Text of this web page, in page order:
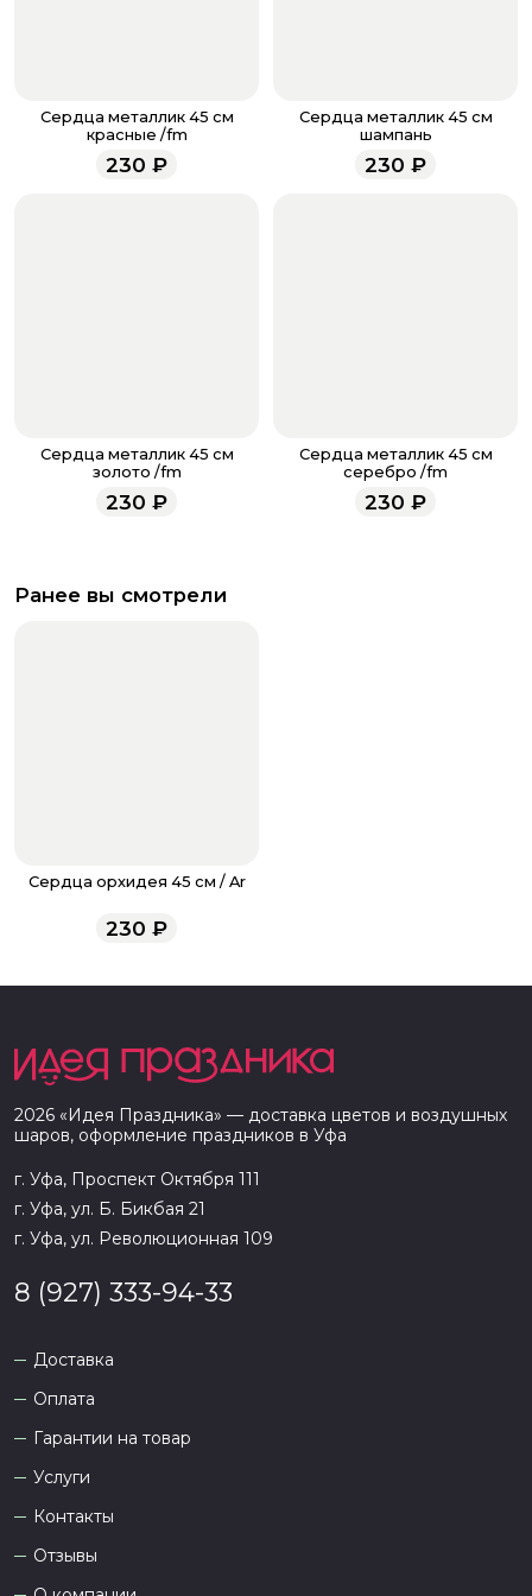
звоните по номеру телефона
8 (927) 936-71-86
напишите WhatsApp
+7 937 333-66-53. Наши
менеджеры работают ежедневно с 9.00 до 23.00 и
всегда рады проконсультировать вас.
Сердца металлик 45 см
красные /fm
230 ₽
Сердца металлик 45 см
шампань
230 ₽
Сердца металлик 45 см
золото /fm
230 ₽
Сердца металлик 45 см
серебро /fm
230 ₽
Ранее вы смотрели
Сердца орхидея 45 см / Ar
230 ₽
2026 «Идея Праздника» — доставка цветов и воздушных
шаров, оформление праздников в Уфа
г. Уфа, Проспект Октября 111
г. Уфа, ул. Б. Бикбая 21
г. Уфа, ул. Революционная 109
8 (927) 333-94-33
Доставка
Оплата
Гарантии на товар
Услуги
Контакты
Отзывы